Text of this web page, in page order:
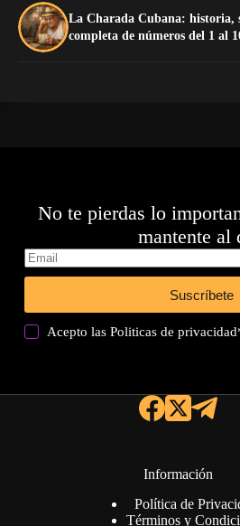
La Charada Cubana: historia,
completa de números del 1 al
No te pierdas lo
mantente al
Suscríbete
Acepto lasPoliticas de privacidad
Información
Política de
Términos y